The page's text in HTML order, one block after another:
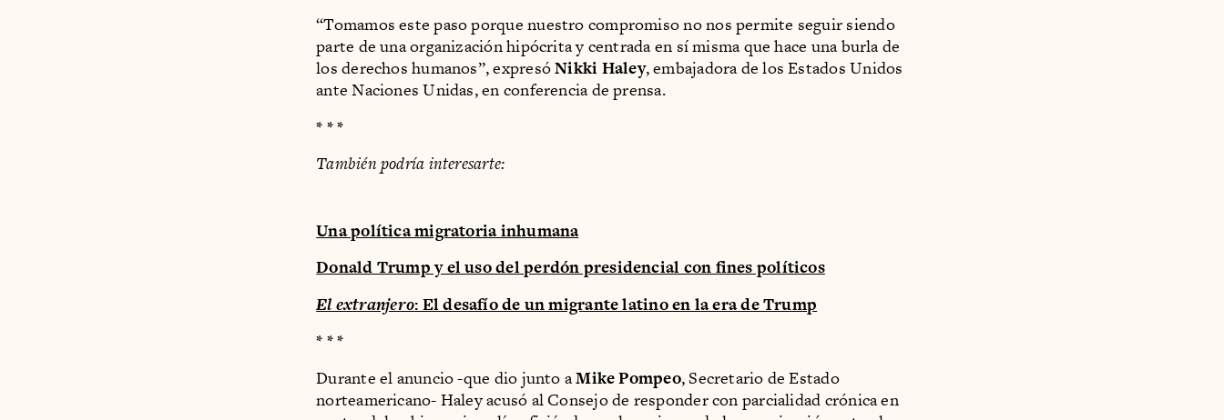
“Tomamos este paso porque nuestro compromiso no nos permite seguir siendo
parte de una organización hipócrita y centrada en sí misma que hace una burla de
los derechos humanos”, expresóNikki Haley, embajadora de los Estados Unidos
ante Naciones Unidas, en conferencia de prensa.
* * *
También podría interesarte:
Una política migratoria inhumana
Donald Trump y el uso del perdón presidencial con fines políticos
El extranjero: El desafío de un migrante latino en la era de Trump
* * *
Durante el anuncio -que dio junto aMike Pompeo, Secretario de Estado
norteamericano- Haley acusó al Consejo de responder con parcialidad crónica en